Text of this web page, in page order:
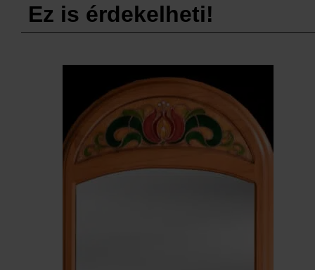
Ez is érdekelheti!